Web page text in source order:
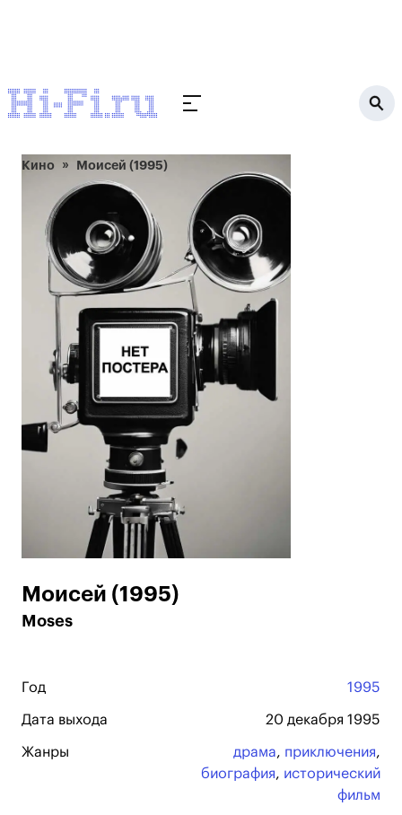
Кино Моисей (1995)
Моисей (1995)
Moses
Год 1995
Дата выхода 20 декабря 1995
Жанры драма, приключения,
биография, исторический
фильм